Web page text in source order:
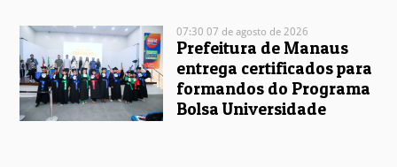
07:30 07 de agosto de 2026
Prefeitura de Manaus
entrega certificados para
formandos do Programa
Bolsa Universidade